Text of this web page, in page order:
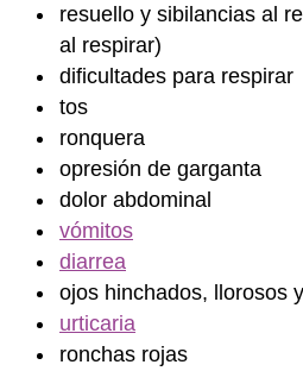
resuello y sibilancias al
al respirar)
dificultades para respirar
tos
ronquera
opresión de garganta
dolor abdominal
vómitos
diarrea
ojos hinchados, llorosos
urticaria
ronchas rojas